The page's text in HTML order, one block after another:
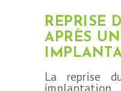
CONTACT
DEMANDE DE
REPRISE
APRÈS
La reprise